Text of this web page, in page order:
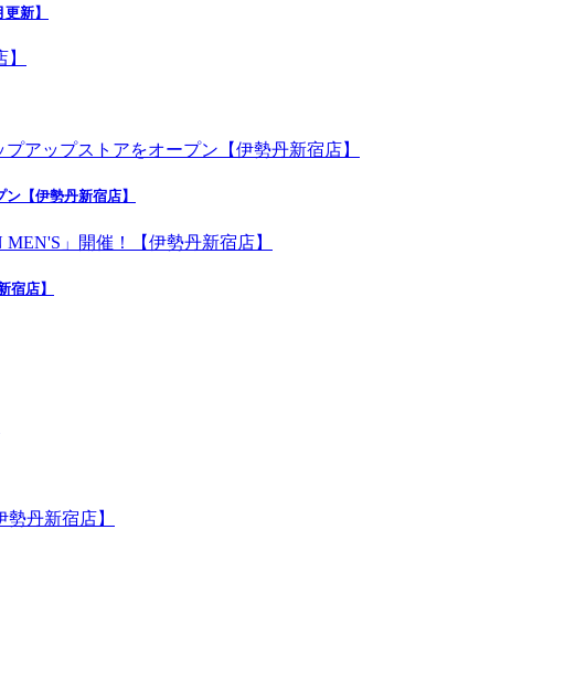
新】
【伊勢丹新宿店】
宿店】